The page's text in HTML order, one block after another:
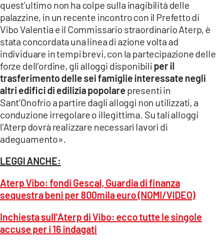
quest’ultimo non ha colpe sulla inagibilità delle
palazzine, in un recente incontro con il Prefetto di
Vibo Valentia e il Commissario straordinario Aterp, è
stata concordata una linea di azione volta ad
individuare in tempi brevi, con la partecipazione delle
forze dell’ordine, gli alloggi disponibili per il
trasferimento delle sei famiglie interessate negli
altri edifici di edilizia popolare presenti in
Sant’Onofrio a partire dagli alloggi non utilizzati, a
conduzione irregolare o illegittima. Su tali alloggi
l’Aterp dovrà realizzare necessari lavori di
adeguamento».
LEGGI ANCHE:
Aterp Vibo: fondi Gescal, Guardia di finanza
sequestra beni per 800mila euro (NOMI/VIDEO)
Inchiesta sull’Aterp di Vibo: ecco tutte le singole
accuse per i 16 indagati